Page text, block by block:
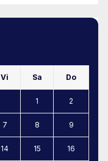
Vi Sa Do
1 2
7 8 9
14 15 16